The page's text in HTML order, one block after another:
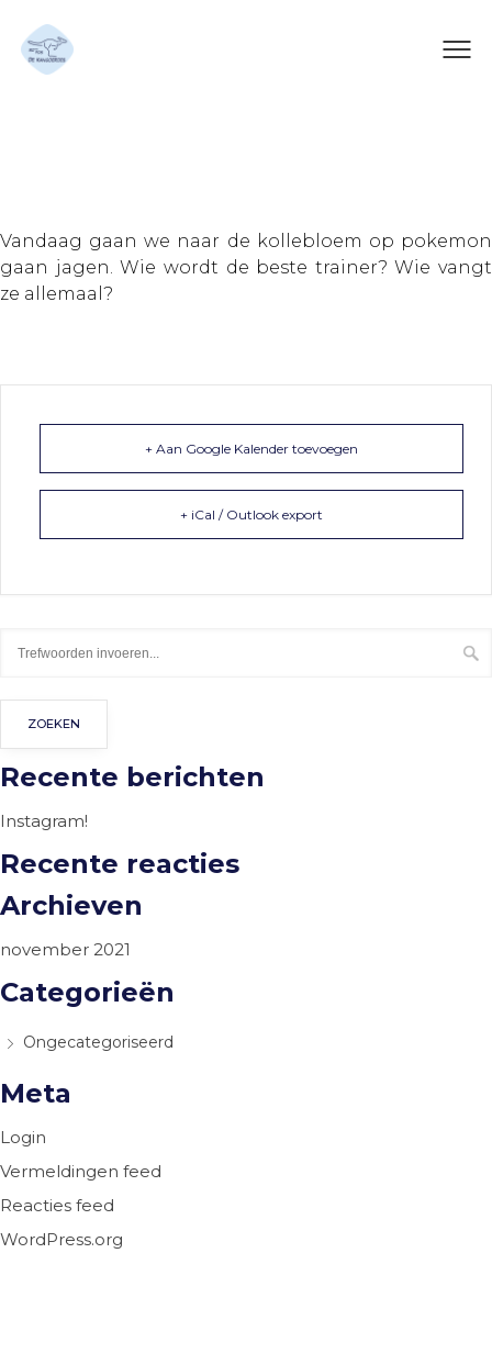
Vandaag gaan we naar de kollebloem op pokemon
gaan jagen. Wie wordt de beste trainer? Wie vangt
ze allemaal?
+ Aan Google Kalender toevoegen
+ iCal / Outlook export
Recente berichten
Instagram!
Recente reacties
Archieven
november 2021
Categorieën
Ongecategoriseerd
Meta
Login
Vermeldingen feed
Reacties feed
WordPress.org